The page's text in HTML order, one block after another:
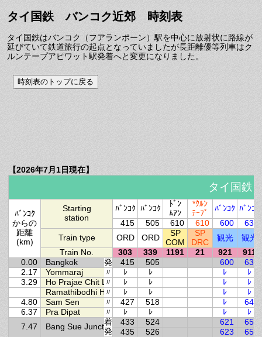
タイ国鉄 バンコク近郊 時刻表
タイ国鉄はバンコク（フアランポーン）駅を中心に放射状に路線が
延びていて鉄道旅行の起点となっていましたが長距離優等列車はク
ルンテープアピワット駅発着へと変更になりました。
【2026年7月1日現在】
タイ国
ﾊﾞﾝｺｸ
からの
距離
(km)
Starting
station
ﾊﾞﾝｺｸ ﾊﾞﾝｺｸ
ﾄﾞﾝ
ﾑｱﾝ
*ｸﾙﾝ
ﾃｰﾌﾟ
ﾊﾞﾝｺｸ ﾊﾞﾝｺｸ
415
505 610 610 600
630
Train type
ORD ORD
SP
COM
SP
DRC
観光
観光
Train No.
303 339 1191 21 921
911
0.00
Bangkok 発 415 505 600
630
2.17
Yommaraj 〃 ﾚ ﾚ ﾚ
ﾚ
3.29
Ho Prajae Chit Lada
〃 ﾚ ﾚ ﾚ
ﾚ
Ramathibodhi Hospital
〃 ﾚ ﾚ ﾚ
ﾚ
4.80
Sam Sen 〃 427 518 ﾚ
644
6.37
Pra Dipat 〃 ﾚ ﾚ ﾚ
ﾚ
7.47
Bang Sue Junction
着
発
433 524 621
650
435
526 623
651